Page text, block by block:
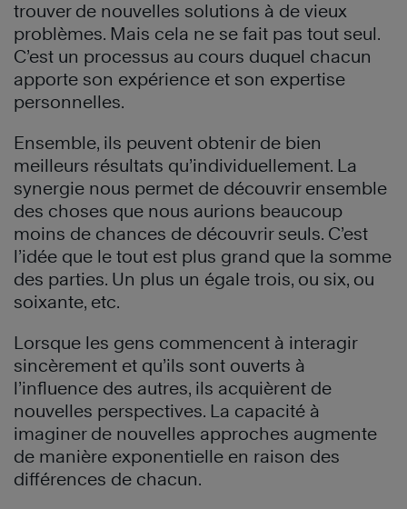
trouver de nouvelles solutions à de vieux
problèmes. Mais cela ne se fait pas tout seul.
C’est un processus au cours duquel chacun
apporte son expérience et son expertise
personnelles.
Ensemble, ils peuvent obtenir de bien
meilleurs résultats qu’individuellement. La
synergie nous permet de découvrir ensemble
des choses que nous aurions beaucoup
moins de chances de découvrir seuls. C’est
l’idée que le tout est plus grand que la somme
des parties. Un plus un égale trois, ou six, ou
soixante, etc.
Lorsque les gens commencent à interagir
sincèrement et qu’ils sont ouverts à
l’influence des autres, ils acquièrent de
nouvelles perspectives. La capacité à
imaginer de nouvelles approches augmente
de manière exponentielle en raison des
différences de chacun.